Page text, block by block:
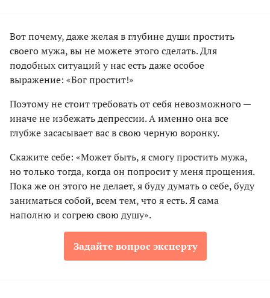
Вот почему, даже желая в глубине души простить
своего мужа, вы не можете этого сделать. Для
подобных ситуаций у нас есть даже особое
выражение: «Бог простит!»
Поэтому не стоит требовать от себя невозможного —
иначе не избежать депрессии. А именно она все
глубже засасывает вас в свою черную воронку.
Скажите себе: «Может быть, я смогу простить мужа,
но только тогда, когда он попросит у меня прощения.
Пока же он этого не делает, я буду думать о себе, буду
заниматься собой, всем тем, что я есть. Я сама
наполню и согрею свою душу».
Задайте вопрос эксперту